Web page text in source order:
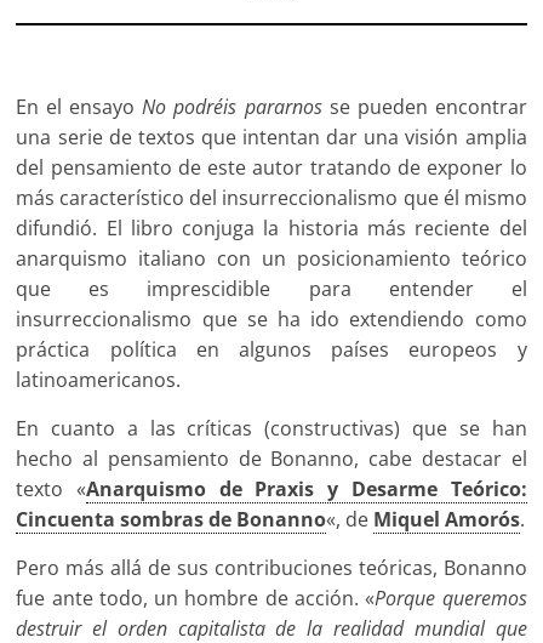
En el ensayoNo podréis pararnosse pueden encontrar
una serie de textos que intentan dar una visión amplia
del pensamiento de este autor tratando de exponer lo
más característico del insurreccionalismo que él mismo
difundió. El libro conjuga la historia más reciente del
anarquismo italiano con un posicionamiento teórico
que es imprescidible para entender el
insurreccionalismo que se ha ido extendiendo como
práctica política en algunos países europeos y
latinoamericanos.
En cuanto a las críticas (constructivas) que se han
hecho al pensamiento de Bonanno, cabe destacar el
texto «Anarquismo de Praxis y Desarme Teórico:
Cincuenta sombras de Bonanno«, de Miquel Amorós.
Pero más allá de sus contribuciones teóricas, Bonanno
fue ante todo, un hombre de acción. «Porque queremos
destruir el orden capitalista de la realidad mundial que